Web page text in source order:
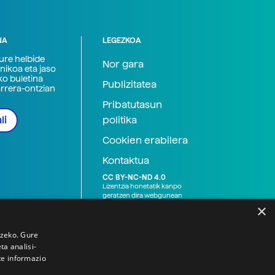
helbide
eta jaso
buletina
ontzian
LEGEZKOA
Nor gara
Publizitatea
Pribatutasun
politika
Cookien erabilera
Kontaktua
CC BY-NC-ND 4.0
Lizentzia honetatik kanpo
geratzen dira webgunean
×
Gure
analisi-
informazio